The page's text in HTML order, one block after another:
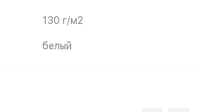
130 г/м2
белый